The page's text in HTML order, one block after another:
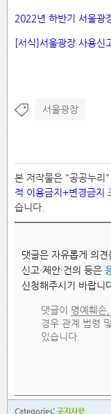
2022년 하반기 서울광
[서식]서울광장 사용신
서울광장
본 저작물은 "공공누리"
적 이용금지+변경금지
습니다.
댓글은 자유롭게 의
신고·제안·건의 등은
신청해주시기 바랍니
댓글이 명예훼손
경우 관계 법령
있습니다.
Categories: 공지사항